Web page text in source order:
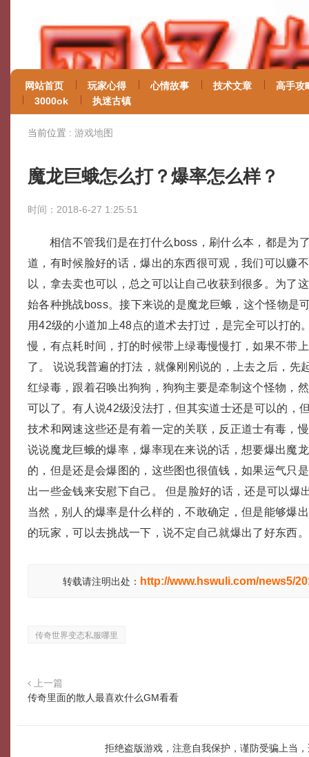
网站首页 玩家心得 心情故事 技术文章
高手攻
3000ok
执迷古镇
当前位置 : 游戏地图
魔龙巨蛾怎么打？爆率怎么样？
时间：2018-6-27 1:25:51
相信不管我们是在打什么boss，刷什么本，都是为
道，有时候脸好的话，爆出的东西很可观，我们可以赚
以，拿去卖也可以，总之可以让自己收获到很多。为了
始各种挑战boss。接下来说的是魔龙巨蛾，这个怪物是
用42级的小道加上48点的道术去打过，是完全可以打的
慢，有点耗时间，打的时候带上绿毒慢慢打，如果不带
了。 说说我普遍的打法，就像刚刚说的，上去之后，先
红绿毒，跟着召唤出狗狗，狗狗主要是牵制这个怪物，
可以了。有人说42级没法打，但其实道士还是可以的，
技术和网速这些还是有着一定的关联，反正道士有毒，
说说魔龙巨蛾的爆率，爆率现在来说的话，想要爆出魔
的，但是还是会爆图的，这些图也很值钱，如果运气只
出一些金钱来安慰下自己。 但是脸好的话，还是可以爆
当然，别人的爆率是什么样的，不敢确定，但是能够爆
的玩家，可以去挑战一下，说不定自己就爆出了好东西。
转载请注明出处： http://www.hswuli.com/news5/
传奇世界变态私服哪里
上一篇
传奇里面的散人最喜欢什么GM看看
拒绝盗版游戏，注意自我保护，谨防受骗上当